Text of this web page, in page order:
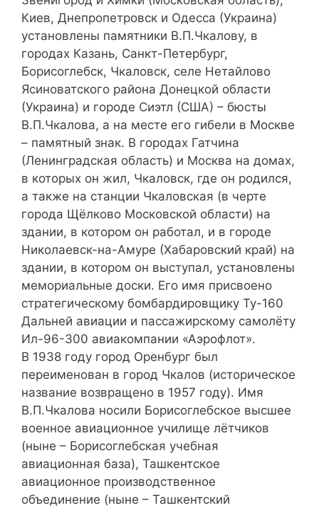
Киев, Днепропетровск и Одесса (Украина)
установлены памятники В.П.Чкалову, в
городах Казань, Санкт-Петербург,
Борисоглебск, Чкаловск, селе Нетайлово
Ясиноватского района Донецкой области
(Украина) и городе Сиэтл (США) – бюсты
В.П.Чкалова, а на месте его гибели в Москве
– памятный знак. В городах Гатчина
(Ленинградская область) и Москва на домах,
в которых он жил, Чкаловск, где он родился,
а также на станции Чкаловская (в черте
города Щёлково Московской области) на
здании, в котором он работал, и в городе
Николаевск-на-Амуре (Хабаровский край) на
здании, в котором он выступал, установлены
мемориальные доски. Его имя присвоено
стратегическому бомбардировщику Ту-160
Дальней авиации и пассажирскому самолёту
Ил-96-300 авиакомпании «Аэрофлот».
В 1938 году город Оренбург был
переименован в город Чкалов (историческое
название возвращено в 1957 году). Имя
В.П.Чкалова носили Борисоглебское высшее
военное авиационное училище лётчиков
(ныне – Борисоглебская учебная
авиационная база), Ташкентское
авиационное производственное
объединение (ныне – Ташкентский